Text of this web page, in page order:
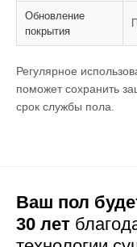
Обновление
покрытия
Регулярное
поможет сохранить
срок службы пола.
Ваш пол
30 лет